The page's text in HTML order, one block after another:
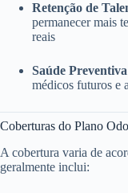
Retenção de
permanecer mais
reais
Saúde Preventiva
médicos futuros e
Coberturas do Plano
A cobertura varia de
geralmente inclui: